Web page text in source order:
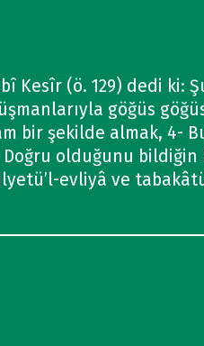
Kesîr (ö. 129) dedi ki:
göğüs
bir şekilde almak, 4-
olduğunu bildiğin
evliyâ ve